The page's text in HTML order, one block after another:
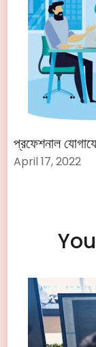
প্রফেশনাল
April 17, 2022